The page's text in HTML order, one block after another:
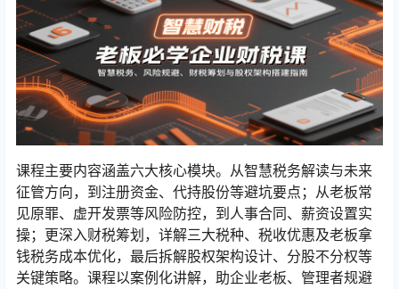
课程主要内容涵盖六大核心模块。从智慧税务解读与未来
征管方向，到注册资金、代持股份等避坑要点；从老板常
见原罪、虚开发票等风险防控，到人事合同、薪资设置实
操；更深入财税筹划，详解三大税种、税收优惠及老板拿
钱税务成本优化，最后拆解股权架构设计、分股不分权等
关键策略。课程以案例化讲解，助企业老板、管理者规避